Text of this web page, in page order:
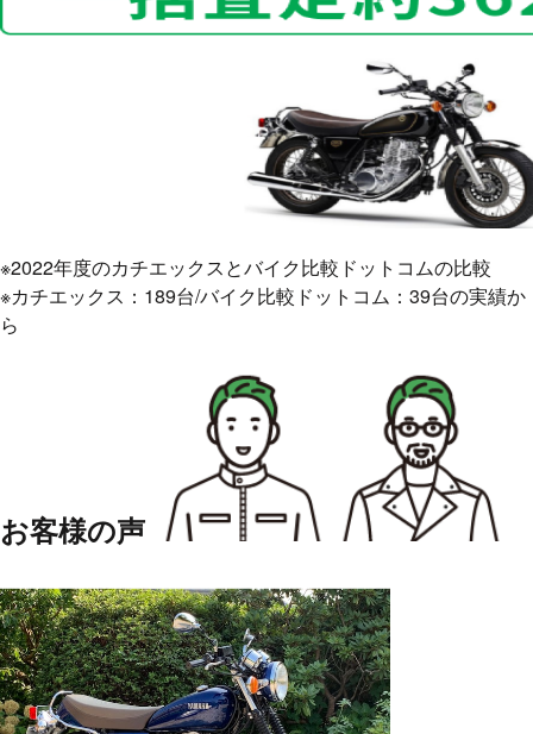
※2022年度のカチエックスとバイク比較ドットコムの比較
※カチエックス：189台/バイク比較ドットコム：39台の実績か
ら
お客様の声